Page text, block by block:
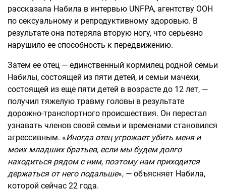
рассказала Набила в интервью UNFPA, агентству ООН
по сексуальному и репродуктивному здоровью. В
результате она потеряла вторую ногу, что серьезно
нарушило ее способность к передвижению.
Затем ее отец — единственный кормилец родной семьи
Набилы, состоящей из пяти детей, и семьи мачехи,
состоящей из еще пяти детей в возрасте до 12 лет, —
получил тяжелую травму головы в результате
дорожно-транспортного происшествия. Он перестал
узнавать членов своей семьи и временами становился
агрессивным. «Иногда отец угрожает убить меня и
моих младших братьев, если мы будем долго
находиться рядом с ним, поэтому нам приходится
держаться от него подальше«, — объясняет Набила,
которой сейчас 22 года.